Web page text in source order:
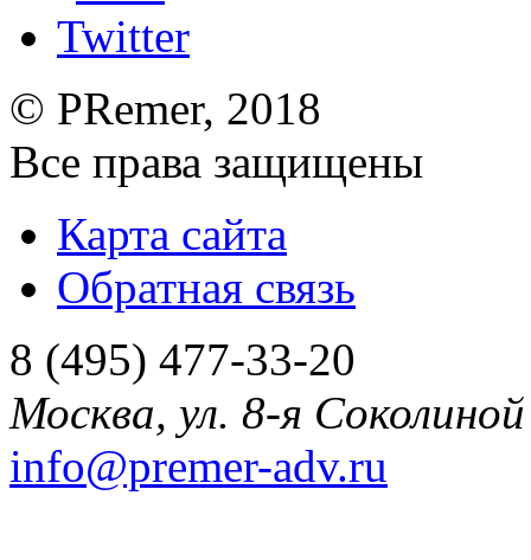
© PRemer, 2018
Все права защищены
Карта сайта
Обратная связь
8 (495) 477-33-20
Москва, ул. 8-я
info@premer-adv.ru